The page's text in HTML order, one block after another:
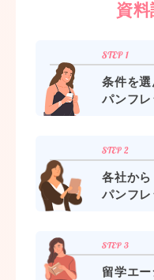
資
条件を選
パンフ
各社から
パンフレ
留学エ